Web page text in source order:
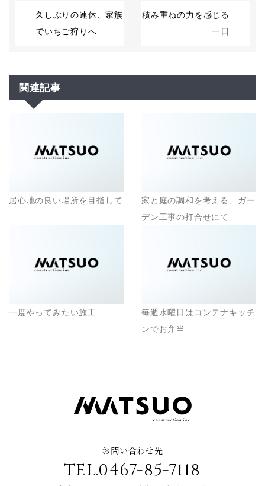
久しぶりの連休、家族
でいちご狩りへ
積み重ねの力を感じる
一日
関連記事
居心地の良い場所を目指して
家と庭の調和を考える、ガー
デン工事の打合せにて
一度やってみたい施工
毎週水曜日はコンテナキッチ
ンでお弁当
お問い合わせ先
TEL.0467-85-7118